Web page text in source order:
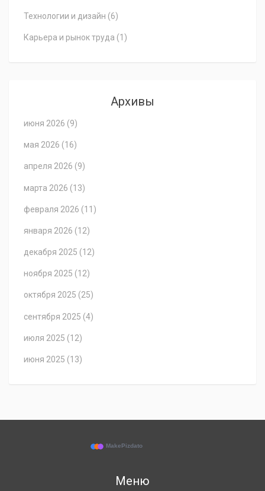
Технологии и дизайн (6)
Карьера и рынок труда (1)
Архивы
июня 2026 (9)
мая 2026 (16)
апреля 2026 (9)
марта 2026 (13)
февраля 2026 (11)
января 2026 (12)
декабря 2025 (12)
ноября 2025 (12)
октября 2025 (25)
сентября 2025 (4)
июля 2025 (12)
июня 2025 (13)
Меню